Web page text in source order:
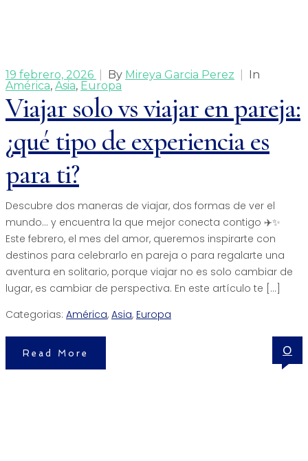
19 febrero, 2026 By Mireya Garcia Perez
In
América, Asia, Europa
Viajar solo vs viajar en pareja:
¿qué tipo de experiencia es
para ti?
Descubre dos maneras de viajar, dos formas de ver el
mundo… y encuentra la que mejor conecta contigo ✈️✨
Este febrero, el mes del amor, queremos inspirarte con
destinos para celebrarlo en pareja o para regalarte una
aventura en solitario, porque viajar no es solo cambiar de
lugar, es cambiar de perspectiva. En este artículo te […]
Categorias: América, Asia, Europa
Read More 0